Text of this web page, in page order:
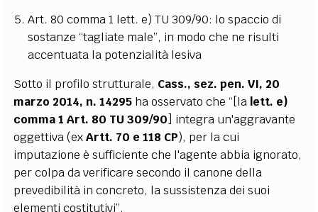
Art. 80 comma 1 lett. e) TU 309/90: lo spaccio di
sostanze “tagliate male”, in modo che ne risulti
accentuata la potenzialità lesiva
Sotto il profilo strutturale, Cass., sez. pen. VI, 20
marzo 2014, n. 14295 ha osservato che “[la lett. e)
comma 1 Art. 80 TU 309/90] integra un'aggravante
oggettiva (exArtt. 70 e 118 CP), per la cui
imputazione è sufficiente che l'agente abbia ignorato,
per colpa da verificare secondo il canone della
prevedibilità in concreto, la sussistenza dei suoi
elementi costitutivi”.